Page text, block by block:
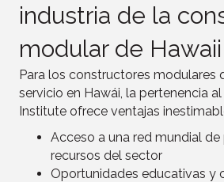
industria de la
modular de Hawaii
Para los constructores modulares
servicio en Hawái, la pertenencia
Institute ofrece ventajas
Acceso a una red mundial
recursos del sector
Oportunidades educativas y